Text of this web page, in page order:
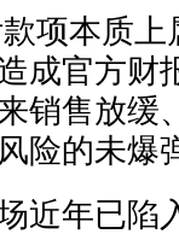
项本质上
成官方财
销售放缓
险的未爆
近年已陷